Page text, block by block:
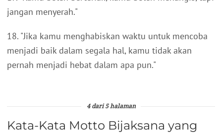
jangan menyerah."
18. "Jika kamu menghabiskan waktu untuk mencoba
menjadi baik dalam segala hal, kamu tidak akan
pernah menjadi hebat dalam apa pun."
4 dari 5 halaman
Kata-Kata Motto Bijaksana yang